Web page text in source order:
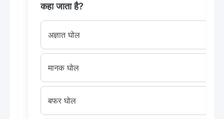
कहा जाता है?
अज्ञात घोल
मानक घोल
बफर घोल